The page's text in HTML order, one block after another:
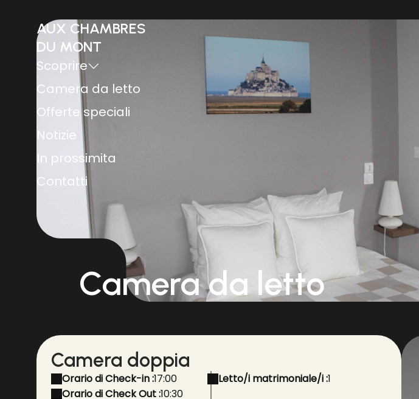
AUX CHAMBRES
DU MONT
Scoprire
Camera da letto
Offerte speciali
Notizie
In prossimita
Contatti
Camera da letto
Camera doppia
Orario di Check-in :17:00
Orario di Check Out :10:30
Letto/i matrimoniale/i :1